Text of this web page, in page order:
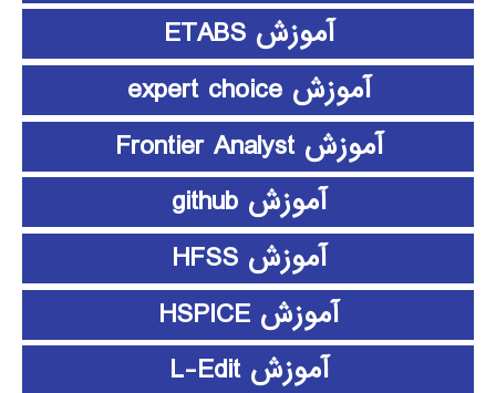
آموزش ETABS
آموزش expert choice
آموزش Frontier Analyst
آموزش github
آموزش HFSS
آموزش HSPICE
آموزش L-Edit